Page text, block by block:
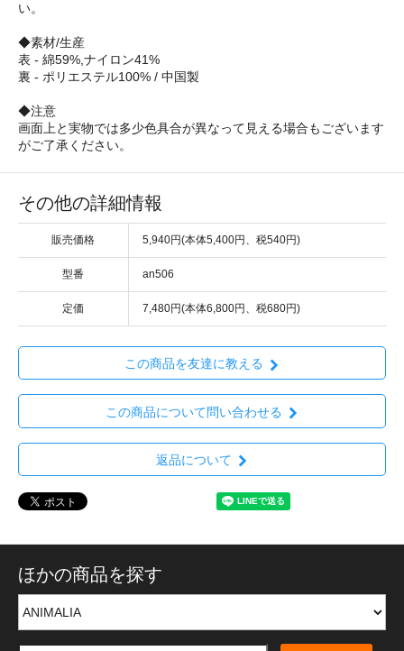
い。
◆素材/生産
表 - 綿59%,ナイロン41%
裏 - ポリエステル100% / 中国製
◆注意
画面上と実物では多少色具合が異なって見える場合もございます
がご了承ください。
その他の詳細情報
販売価格 5,940円(本体5,400円、税540円)
型番 an506
定価 7,480円(本体6,800円、税680円)
この商品を友達に教える
この商品について問い合わせる
返品について
ほかの商品を探す